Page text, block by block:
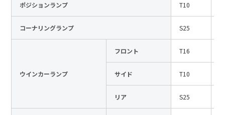
製品検索
全て
VFHY1104P、LLF0111A、ULR4B、SL035
ポジションランプ T10
コーナリングランプ S25
ウインカーランプ
フロント T16
サイド T10
リア S25